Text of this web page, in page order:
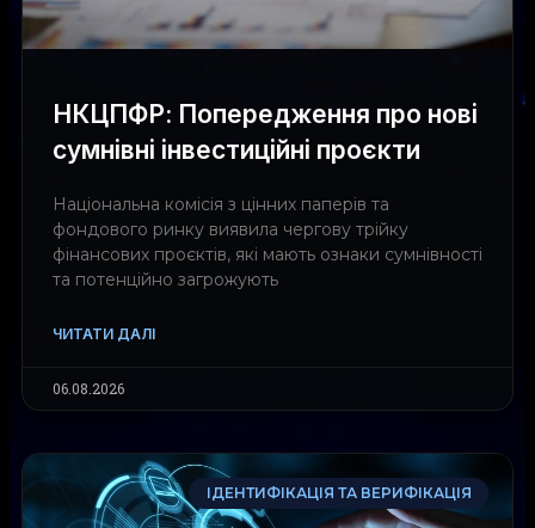
НКЦПФР: Попередження про нові
сумнівні інвестиційні проєкти
Національна комісія з цінних паперів та
фондового ринку виявила чергову трійку
фінансових проєктів, які мають ознаки сумнівності
та потенційно загрожують
ЧИТАТИ ДАЛІ
06.08.2026
ІДЕНТИФІКАЦІЯ ТА ВЕРИФІКАЦІЯ